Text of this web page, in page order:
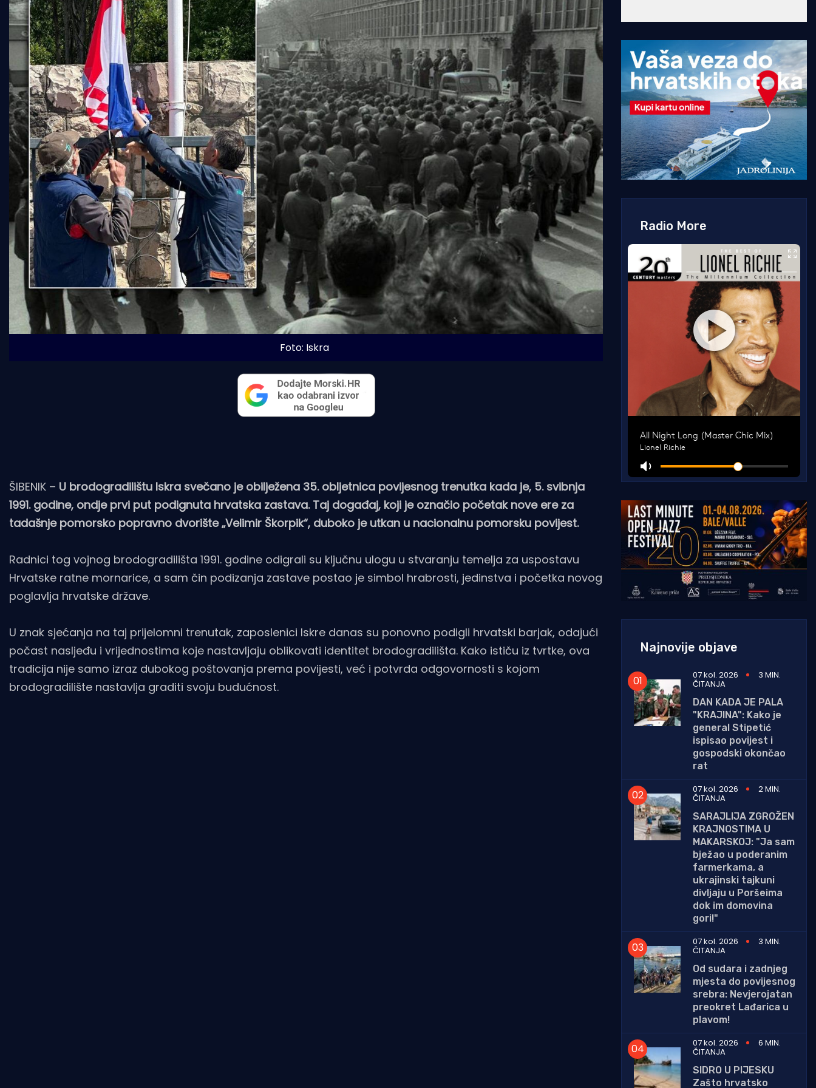
Foto: Iskra
ŠIBENIK – U brodogradilištu Iskra svečano je obilježena 35. obljetnica povijesnog trenutka kada je, 5. svibnja
1991. godine, ondje prvi put podignuta hrvatska zastava. Taj događaj, koji je označio početak nove ere za
tadašnje pomorsko popravno dvorište „Velimir Škorpik“, duboko je utkan u nacionalnu pomorsku povijest.
Radnici tog vojnog brodogradilišta 1991. godine odigrali su ključnu ulogu u stvaranju temelja za uspostavu
Hrvatske ratne mornarice, a sam čin podizanja zastave postao je simbol hrabrosti, jedinstva i početka novog
poglavlja hrvatske države.
U znak sjećanja na taj prijelomni trenutak, zaposlenici Iskre danas su ponovno podigli hrvatski barjak, odajući
počast nasljeđu i vrijednostima koje nastavljaju oblikovati identitet brodogradilišta. Kako ističu iz tvrtke, ova
tradicija nije samo izraz dubokog poštovanja prema povijesti, već i potvrda odgovornosti s kojom
brodogradilište nastavlja graditi svoju budućnost.
Radio More
Najnovije objave
07 kol. 2026 3 MIN.
ČITANJA
DAN KADA JE PALA
"KRAJINA": Kako je
general Stipetić
ispisao povijest i
gospodski okončao
rat
07 kol. 2026
2 MIN.
ČITANJA
SARAJLIJA ZGROŽEN
KRAJNOSTIMA U
MAKARSKOJ: "Ja sam
bježao u poderanim
farmerkama, a
ukrajinski tajkuni
divljaju u Poršeima
dok im domovina
gori!"
07 kol. 2026
3 MIN.
ČITANJA
Od sudara i zadnjeg
mjesta do povijesnog
srebra: Nevjerojatan
preokret Lađarica u
plavom!
07 kol. 2026
6 MIN.
ČITANJA
SIDRO U PIJESKU
Zašto hrvatsko